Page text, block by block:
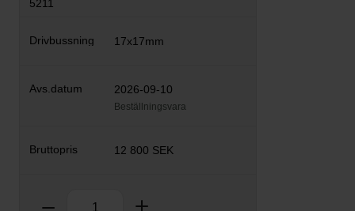
17x17mm
2026-09-10
Beställningsvara
12 800 SEK
Ta bort